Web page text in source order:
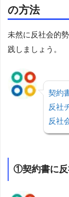
の方法
未然に反社会的
践しましょう。
契約
反社
反社
①契約書に反